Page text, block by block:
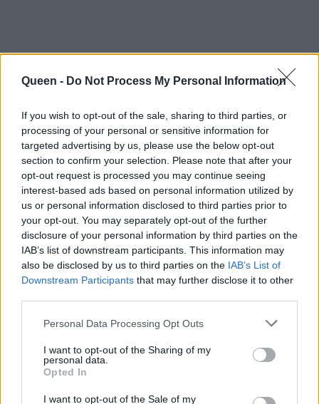
Queen - Do Not Process My Personal Information
If you wish to opt-out of the sale, sharing to third parties, or
processing of your personal or sensitive information for
targeted advertising by us, please use the below opt-out
section to confirm your selection. Please note that after your
opt-out request is processed you may continue seeing
interest-based ads based on personal information utilized by
us or personal information disclosed to third parties prior to
your opt-out. You may separately opt-out of the further
disclosure of your personal information by third parties on the
IAB’s list of downstream participants. This information may
also be disclosed by us to third parties on the IAB’s List of
Downstream Participants that may further disclose it to other
Personal Data Processing Opt Outs
I want to opt-out of the Sharing of my
personal data.
Opted In
I want to opt-out of the Sale of my
Δεν θα πει κανένα ψέμα ενώπιόν τους.Θα την
παραδεχτεί και μάλιστα για πρώτη φορά θα
παραδεχτεί πως είναι και ο βιολογικός
Για τις ανάγκες της μυθοπλασίας προφανώς, ο
αγαπημένος Μητροπολίτης θα ανακαλύψει μία
ξεχασμένη διάταξη που αφορά στους ιερείς